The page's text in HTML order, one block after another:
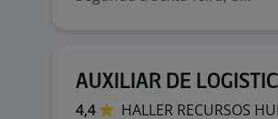
AUXILIAR DE
4,4 HALLER RECURSOS